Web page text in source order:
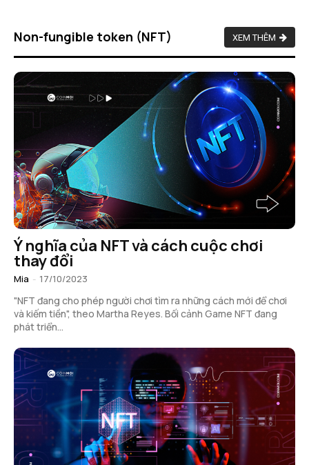
Non-fungible token (NFT) XEM THÊM
Ý nghĩa của NFT và cách cuộc chơi
thay đổi
Mia - 17/10/2023
"NFT đang cho phép người chơi tìm ra những cách mới để chơi
và kiếm tiền", theo Martha Reyes. Bối cảnh Game NFT đang
phát triển...